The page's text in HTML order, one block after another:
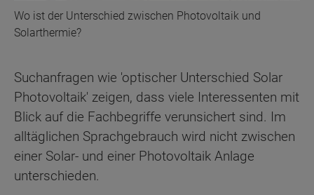
Wo ist der Unterschied zwischen Photovoltaik und
Solarthermie?
Suchanfragen wie 'optischer Unterschied Solar
Photovoltaik' zeigen, dass viele Interessenten mit
Blick auf die Fachbegriffe verunsichert sind. Im
alltäglichen Sprachgebrauch wird nicht zwischen
einer Solar- und einer Photovoltaik Anlage
unterschieden.